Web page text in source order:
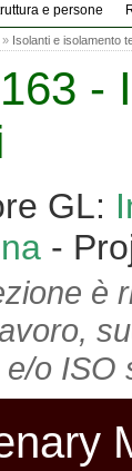
e persone
» Isolanti e isolamento
-
GL:
-
è
o ISO